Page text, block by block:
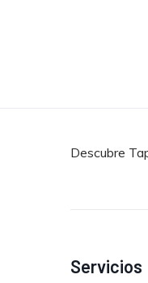
Descubre
Servicios